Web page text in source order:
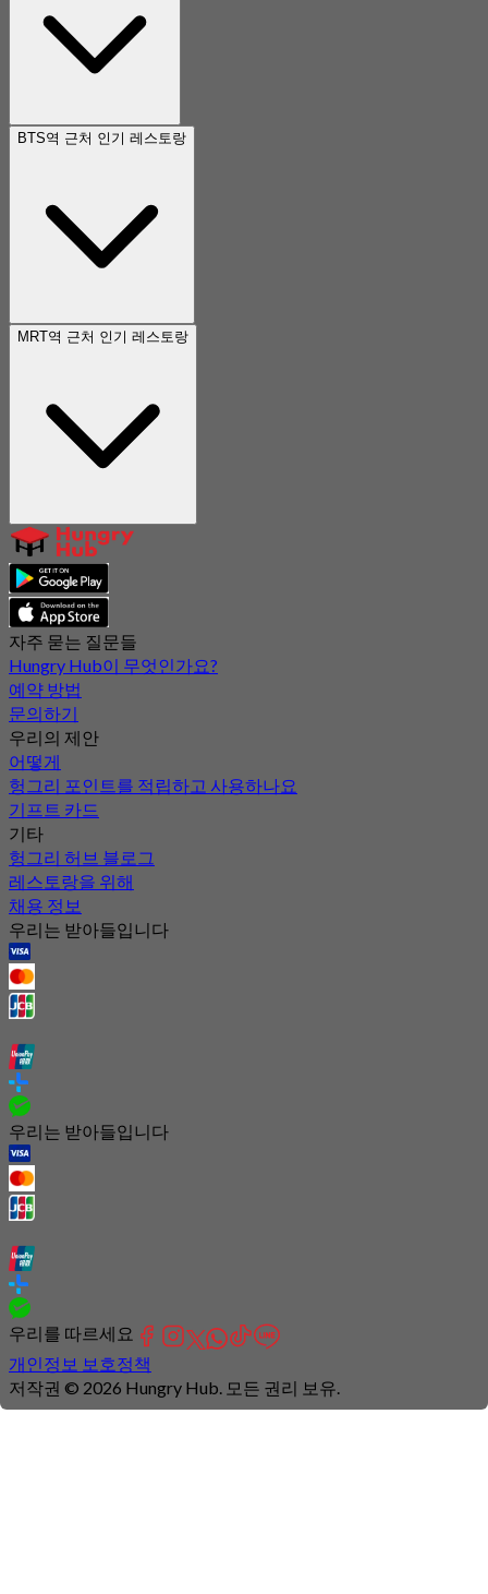
BTS역 근처 인기 레스토랑
MRT역 근처 인기 레스토랑
자주 묻는 질문들
Hungry Hub이 무엇인가요?
예약 방법
문의하기
우리의 제안
어떻게
헝그리 포인트를 적립하고 사용하나요
기프트 카드
기타
헝그리 허브 블로그
레스토랑을 위해
채용 정보
우리는 받아들입니다
우리는 받아들입니다
우리를 따르세요
개인정보 보호정책
저작권 © 2026 Hungry Hub. 모든 권리 보유.
Connection